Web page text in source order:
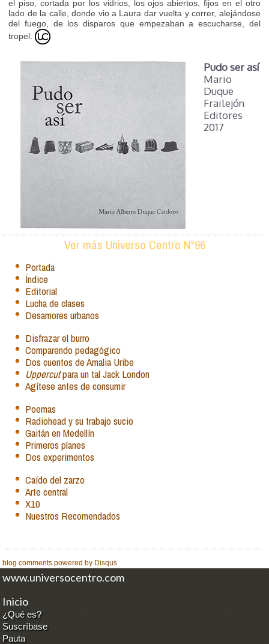
el piso, cortada por los vidrios, los ojos abiertos, fijos en el otro
lado de la calle, donde vio a Laura dar vuelta y correr, alejándose
del fuego, de los disparos que empezaban a escucharse, del
tropel.
Pudo ser así
Mario
Duque
Frailejón
Editores
2017
Ver más Universo Centro N°96
Portada
Índice
Editorial
Lucha de clases
Desamores urbanos
Disfrazar el burro
Comparendo pedagógico
Dos cuentos de Amalia Uribe
Uppercutpara un tal Jack London
Agítese antes de consumir
Poemas
Radiohead y su trabajo sucio
Gaitán en Medellín
Primeros planes
Dos experimentos
Caído del zarzo
Arte central
X10
Nuestros Recomendados
blog comments powered by Disqus
www.universocentro.com
Inicio
¿Qué es?
Suscríbase
Pauta